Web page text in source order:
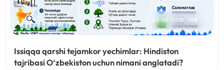
03-08-2026 196
Issiqqa qarshi tejamkor yechimlar: Hindiston
tajribasi Oʻzbekiston uchun nimani anglatadi?